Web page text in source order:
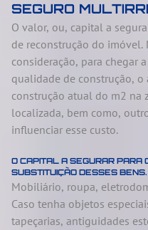
SEGURO
O valor, ou, capital a
de reconstrução do imóvel.
consideração, para chegar
qualidade de construção,
construção atual do m2 na
localizada, bem como,
influenciar esse custo.
O CAPITAL A SEGURAR PARA
SUBSTITUIÇÃO DESSES
Mobiliário, roupa,
Caso tenha objetos
tapeçarias, antiguidades